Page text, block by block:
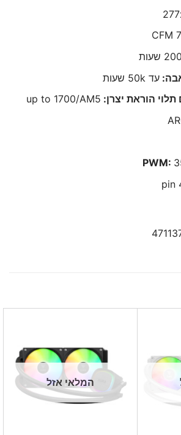
עד 50k שעות
הוראת יצרן: up to 1700/AM5
המלאי אזל